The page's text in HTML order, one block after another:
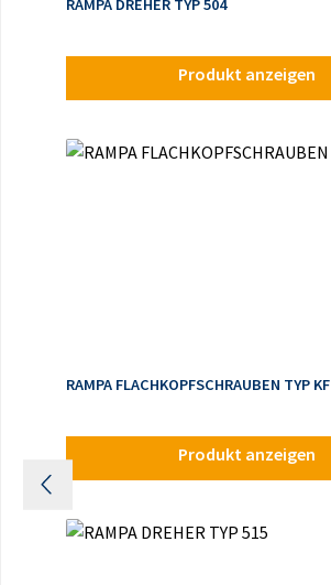
RAMPA DREHER TYP 504
Produkt anzeigen
RAMPA FLACHKOPFSCHRAUBEN TYP KF
Produkt anzeigen